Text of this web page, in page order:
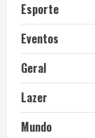
Esporte
Eventos
Geral
Lazer
Mundo